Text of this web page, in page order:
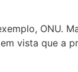
ONU.
vista que a